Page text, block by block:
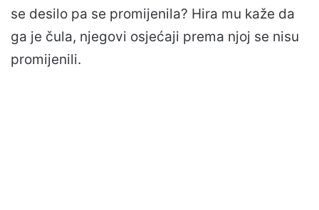
se desilo pa se promijenila? Hira mu kaže da
ga je čula, njegovi osjećaji prema njoj se nisu
promijenili.